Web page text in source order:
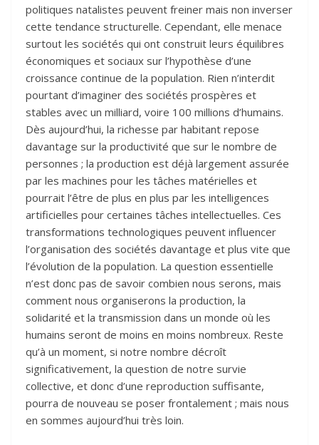
politiques natalistes peuvent freiner mais non inverser
cette tendance structurelle. Cependant, elle menace
surtout les sociétés qui ont construit leurs équilibres
économiques et sociaux sur l’hypothèse d’une
croissance continue de la population. Rien n’interdit
pourtant d’imaginer des sociétés prospères et
stables avec un milliard, voire 100 millions d’humains.
Dès aujourd’hui, la richesse par habitant repose
davantage sur la productivité que sur le nombre de
personnes ; la production est déjà largement assurée
par les machines pour les tâches matérielles et
pourrait l’être de plus en plus par les intelligences
artificielles pour certaines tâches intellectuelles. Ces
transformations technologiques peuvent influencer
l’organisation des sociétés davantage et plus vite que
l’évolution de la population. La question essentielle
n’est donc pas de savoir combien nous serons, mais
comment nous organiserons la production, la
solidarité et la transmission dans un monde où les
humains seront de moins en moins nombreux. Reste
qu’à un moment, si notre nombre décroît
significativement, la question de notre survie
collective, et donc d’une reproduction suffisante,
pourra de nouveau se poser frontalement ; mais nous
en sommes aujourd’hui très loin.